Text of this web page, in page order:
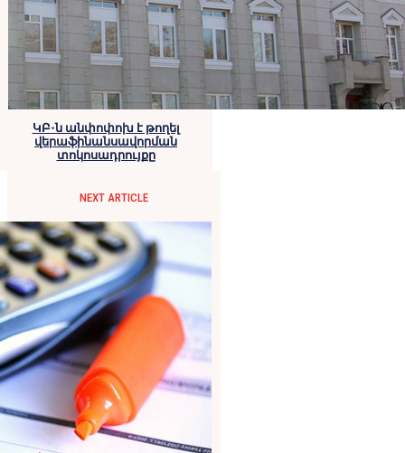
ԿԲ-ն անփոփոխ է թողել
վերաֆինանսավորման
տոկոսադրույքը
NEXT ARTICLE